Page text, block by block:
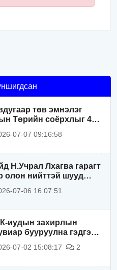
төв эмнэлэг
Төрийн соёрхлыг 4
07-07 09:16:58
Н.Учрал Лхагва гарагт
олон нийттэй шууд
07-06 16:07:51
иудын захирлын
бууруулна гэдгээ
хэлье
07-02 15:08:17 2